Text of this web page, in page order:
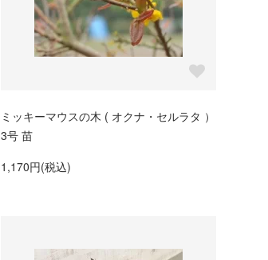
ミッキーマウスの木 ( オクナ・セルラタ ）
3号 苗
1,170円(税込)